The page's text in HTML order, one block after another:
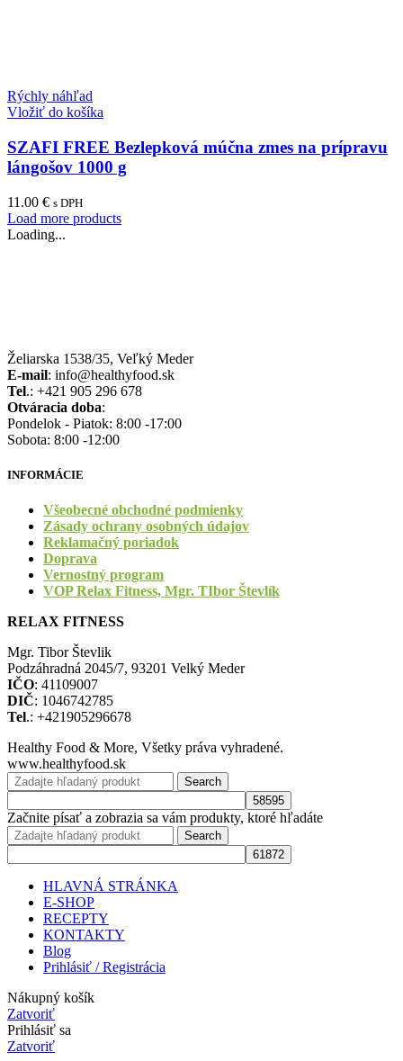
Rýchly náhľad
Vložiť do košíka
SZAFI FREE Bezlepková múčna zmes na prípravu
lángošov 1000 g
11.00 € s DPH
Load more products
Loading...
Želiarska 1538/35, Veľký Meder
E-mail: info@healthyfood.sk
Tel.: +421 905 296 678
Otváracia doba:
Pondelok - Piatok: 8:00 -17:00
Sobota: 8:00 -12:00
INFORMÁCIE
Všeobecné obchodné podmienky
Zásady ochrany osobných údajov
Reklamačný poriadok
Doprava
Vernostný program
VOP Relax Fitness, Mgr. TIbor Števlík
RELAX FITNESS
Mgr. Tibor Števlik
Podzáhradná 2045/7, 93201 Velký Meder
IČO: 41109007
DIČ: 1046742785
Tel.: +421905296678
Healthy Food & More, Všetky práva vyhradené.
www.healthyfood.sk
Search
Začnite písať a zobrazia sa vám produkty, ktoré hľadáte
Search
HLAVNÁ STRÁNKA
E-SHOP
RECEPTY
KONTAKTY
Blog
Prihlásiť / Registrácia
Nákupný košík
Zatvoriť
Prihlásiť sa
Zatvoriť